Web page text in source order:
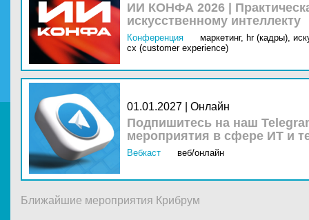
ИИ КОНФА 2026 |
искусственному интеллекту
Конференция маркетинг, hr (кадры),
cx (customer experience)
01.01.2027 | Онлайн
Подпишитесь на наш
мероприятия в сфере ИТ и
Вебкаст веб/онлайн
Ближайшие мероприятия Крибрум